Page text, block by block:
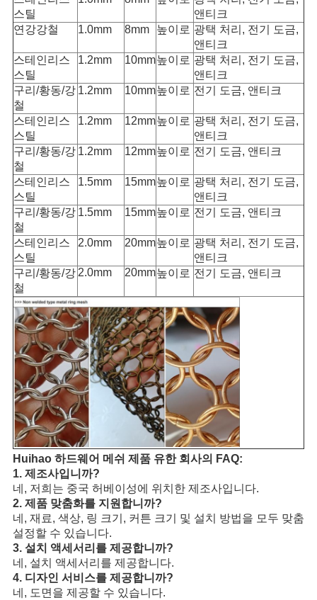
스틸
앤티크
연강강철 1.0mm 8mm 높이로 광택 처리, 전기 도금,
앤티크
스테인리스
스틸
1.2mm 10mm높이로 광택 처리, 전기 도금,
앤티크
구리/황동/강
철
1.2mm 10mm높이로 전기 도금, 앤티크
스테인리스
스틸
1.2mm 12mm높이로 광택 처리, 전기 도금,
앤티크
구리/황동/강
철
1.2mm 12mm높이로 전기 도금, 앤티크
스테인리스
스틸
1.5mm 15mm높이로 광택 처리, 전기 도금,
앤티크
구리/황동/강
철
1.5mm 15mm높이로 전기 도금, 앤티크
스테인리스
스틸
2.0mm 20mm높이로 광택 처리, 전기 도금,
앤티크
구리/황동/강
철
2.0mm 20mm높이로 전기 도금, 앤티크
Huihao 하드웨어 메쉬 제품 유한 회사의 FAQ:
1. 제조사입니까?
네, 저희는 중국 허베이성에 위치한 제조사입니다.
2. 제품 맞춤화를 지원합니까?
네, 재료, 색상, 링 크기, 커튼 크기 및 설치 방법을 모두 맞춤
설정할 수 있습니다.
3. 설치 액세서리를 제공합니까?
네, 설치 액세서리를 제공합니다.
4. 디자인 서비스를 제공합니까?
네, 도면을 제공할 수 있습니다.